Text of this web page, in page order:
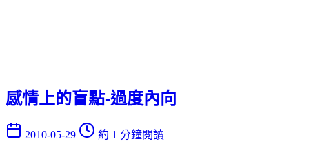
感情上的盲點-過度內向
2010-05-29
約 1 分鐘閱讀